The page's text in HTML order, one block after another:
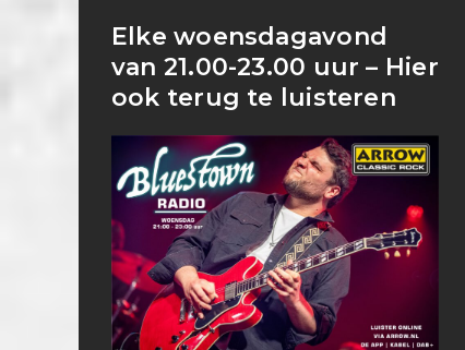
Elke woensdagavond
van 21.00-23.00 uur – Hier
ook terug te luisteren